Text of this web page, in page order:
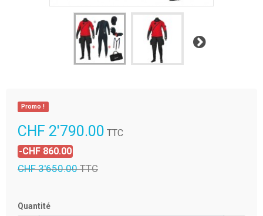
Suivant
Promo !
CHF 2'790.00 TTC
-CHF 860.00
CHF 3'650.00TTC
Quantité